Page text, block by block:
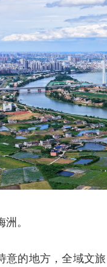
。
意的地方，全域文